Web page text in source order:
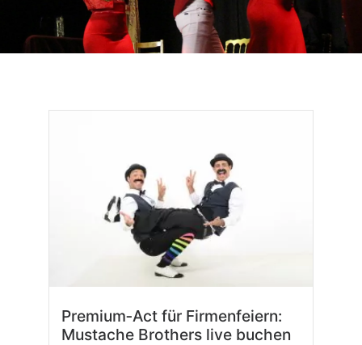
Premium‑Act für Firmenfeiern:
Mustache Brothers live buchen